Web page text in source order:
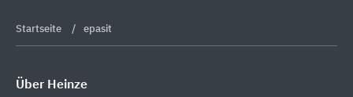
Startseite epasit
Über Heinze